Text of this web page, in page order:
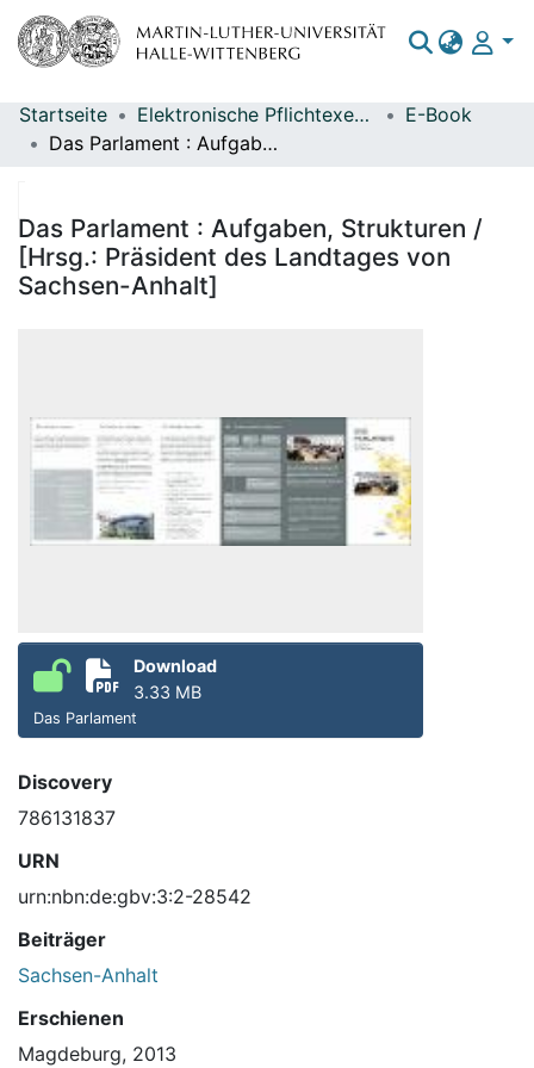
Bereiche & Sammlungen
Statistiken
Startseite Elektronische Pflichtexemplare
E-Book
Das Parlament : Aufgaben, Strukturen / [Hrsg.: Präsident des Landtages von Sachsen-Anhalt]
Das Parlament : Aufgaben, Strukturen /
[Hrsg.: Präsident des Landtages von
Sachsen-Anhalt]
Download
3.33 MB
Das Parlament
Discovery
786131837
URN
urn:nbn:de:gbv:3:2-28542
Beiträger
Sachsen-Anhalt
Erschienen
Magdeburg, 2013